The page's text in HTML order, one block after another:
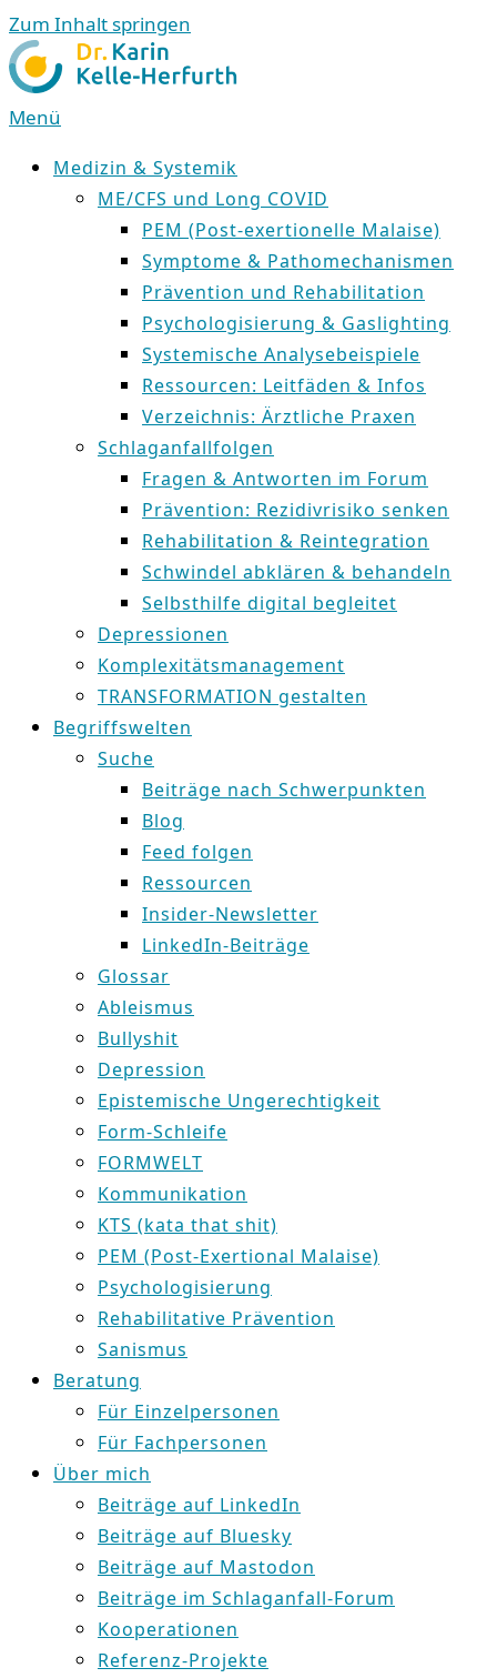
Zum Inhalt springen
Menü
Medizin & Systemik
ME/CFS und Long COVID
PEM (Post-exertionelle Malaise)
Symptome & Pathomechanismen
Prävention und Rehabilitation
Psychologisierung & Gaslighting
Systemische Analysebeispiele
Ressourcen: Leitfäden & Infos
Verzeichnis: Ärztliche Praxen
Schlaganfallfolgen
Fragen & Antworten im Forum
Prävention: Rezidivrisiko senken
Rehabilitation & Reintegration
Schwindel abklären & behandeln
Selbsthilfe digital begleitet
Depressionen
Komplexitätsmanagement
TRANSFORMATION gestalten
Begriffswelten
Suche
Beiträge nach Schwerpunkten
Blog
Feed folgen
Ressourcen
Insider-Newsletter
LinkedIn-Beiträge
Glossar
Ableismus
Bullyshit
Depression
Epistemische Ungerechtigkeit
Form-Schleife
FORMWELT
Kommunikation
KTS (kata that shit)
PEM (Post-Exertional Malaise)
Psychologisierung
Rehabilitative Prävention
Sanismus
Beratung
Für Einzelpersonen
Für Fachpersonen
Über mich
Beiträge auf LinkedIn
Beiträge auf Bluesky
Beiträge auf Mastodon
Beiträge im Schlaganfall-Forum
Kooperationen
Referenz-Projekte